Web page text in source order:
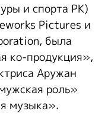
и спорта РК)
Pictures и
была
ко-продукция»,
Аружан
роль»
музыка».